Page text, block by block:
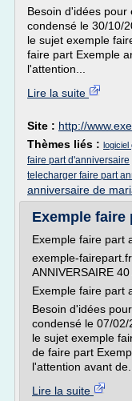
Besoin d'idées
condensé le 30/10/
le sujet exemple
faire part Exemple
l'attention...
Lire la suite
Site : http://
Thèmes liés : logiciel
faire part d'anniversaire
telecharger faire part
anniversaire de
Exemple faire
Exemple faire part
exemple-
ANNIVERSAIRE 40
Exemple faire part
Besoin d'idées
condensé le 07/
le sujet exemple
de faire part
l'attention avant de...
Lire la suite